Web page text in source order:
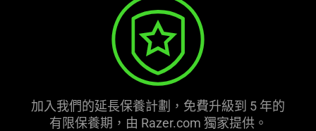
加入我們的延長保養計劃，免費升級到 5 年的
有限保養期，由 Razer.com 獨家提供。